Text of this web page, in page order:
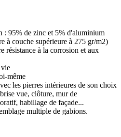
: 95% de zinc et 5% d'aluminium
à couche supérieure à 275 gr/m2)
résistance à la corrosion et aux
même
les pierres intérieures de son choix
vue, clôture, mur de
habillage de façade...
multiple de gabions.